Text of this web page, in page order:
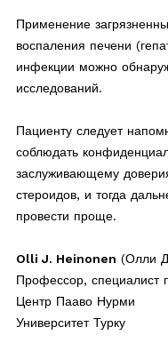
Применение
воспаления печени
инфекции можно
исследований.
Пациенту следует
соблюдать
заслуживающему
стероидов, и тогда
провести проще.
Olli J. Heinonen (Олли
Профессор, специалист
Центр Пааво Нурми
Университет Турку